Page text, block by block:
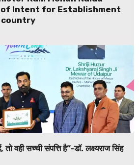
Intent for Establishment
country
वही सच्ची संपत्ति है”-डॉ. लक्ष्यराज सिंह